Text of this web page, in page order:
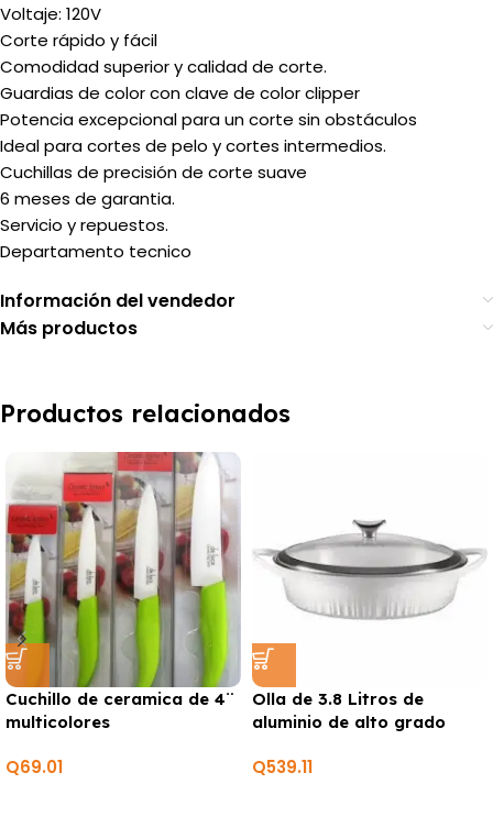
Voltaje: 120V
Corte rápido y fácil
Comodidad superior y calidad de corte.
Guardias de color con clave de color clipper
Potencia excepcional para un corte sin obstáculos
Ideal para cortes de pelo y cortes intermedios.
Cuchillas de precisión de corte suave
6 meses de garantia.
Servicio y repuestos.
Departamento tecnico
Información del vendedor
Más productos
Productos relacionados
Cuchillo de ceramica de 4¨
multicolores
Q69.01
Olla de 3.8 Litros de
aluminio de alto grado
Q539.11